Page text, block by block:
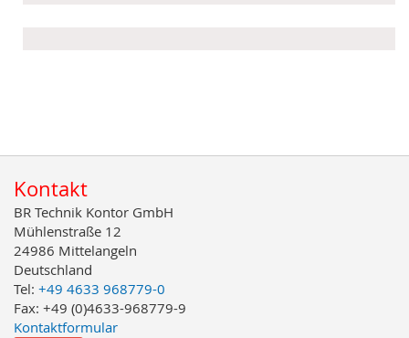
Kontakt
BR Technik Kontor GmbH
Mühlenstraße 12
24986 Mittelangeln
Deutschland
Tel: +49 4633 968779-0
Fax: +49 (0)4633-968779-9
Kontaktformular